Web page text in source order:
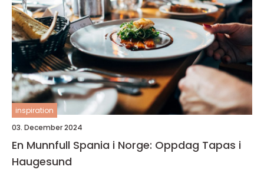
inspiration
03. December 2024
En Munnfull Spania i Norge: Oppdag Tapas i
Haugesund